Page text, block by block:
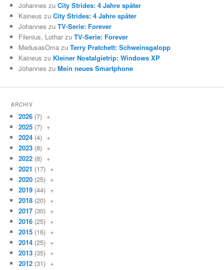
Johannes zuCity Strides: 4 Jahre später
Kaineus zuCity Strides: 4 Jahre später
Johannes zuTV-Serie: Forever
Filenius, Lothar zuTV-Serie: Forever
MedusasOma zuTerry Pratchett: Schweinsgalopp
Kaineus zu Kleiner Nostalgietrip: Windows XP
Johannes zuMein neues Smartphone
ARCHIV
2026 (7) +
2025 (7) +
2024 (4) +
2023 (8) +
2022 (8) +
2021 (17) +
2020 (25) +
2019 (44) +
2018 (20) +
2017 (30) +
2016 (25) +
2015 (16) +
2014 (25) +
2013 (35) +
2012 (31) +